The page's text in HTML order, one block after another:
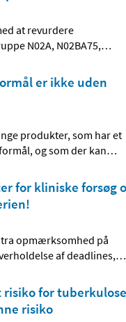
at revurdere
N02A, N02BA75,…
er ikke uden
produkter, som har et
og som der kan…
for kliniske forsøg
opmærksomhed på
af deadlines,…
risiko for tuberkulose
risiko